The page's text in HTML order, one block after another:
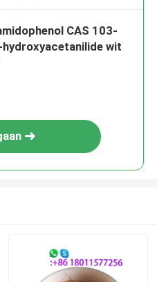
CAS 103-
wit